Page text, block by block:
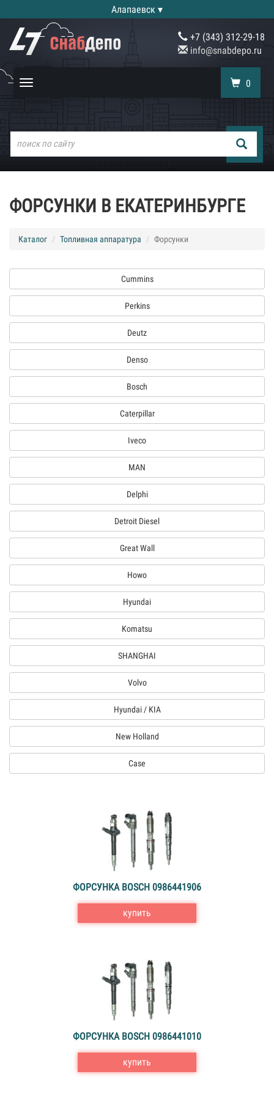
Алапаевск ▾
+7 (343) 312-29-18
info@snabdepo.ru
Toggle
0
ФОРСУНКИ В ЕКАТЕРИНБУРГЕ
Каталог Топливная аппаратура Форсунки
Cummins
Perkins
Deutz
Denso
Bosch
Caterpillar
Iveco
MAN
Delphi
Detroit Diesel
Great Wall
Howo
Hyundai
Komatsu
SHANGHAI
Volvo
Hyundai / KIA
New Holland
Case
ФОРСУНКА BOSCH 0986441906
купить
ФОРСУНКА BOSCH 0986441010
купить